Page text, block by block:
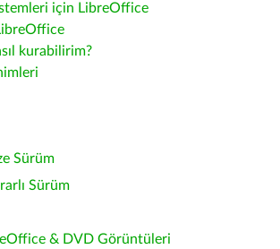
için LibreOffice
kurabilirim?
Sürüm
Sürüm
& DVD Görüntüleri